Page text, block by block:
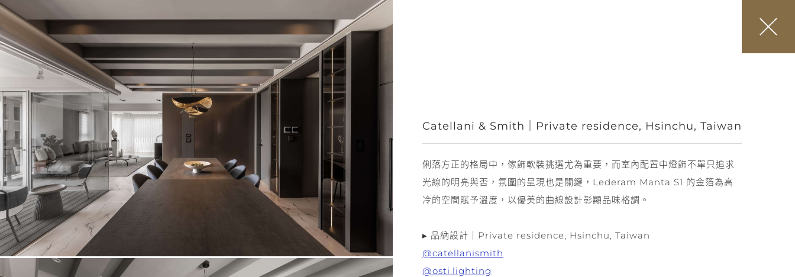
Catellani & Smith｜Private residence, Hsinchu, Taiwan
俐落方正的格局中，傢飾軟裝挑選尤為重要，而室內配置中燈飾不單只追求
光線的明亮與否，氛圍的呈現也是關鍵，Lederam Manta S1 的金箔為高
冷的空間賦予溫度，以優美的曲線設計彰顯品味格調。
▸ 品納設計｜Private residence, Hsinchu, Taiwan
@catellanismith
@osti.lighting